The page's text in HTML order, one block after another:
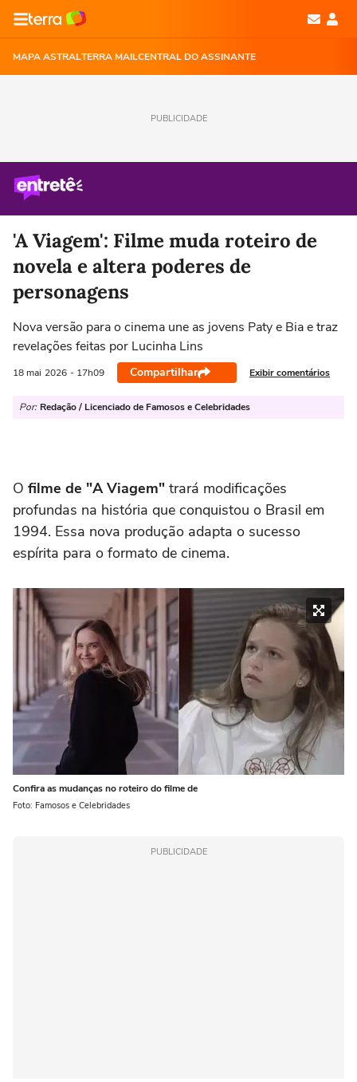
MAPA ASTRALTERRA MAILCENTRAL DO ASSINANTE
PUBLICIDADE
'A Viagem': Filme muda roteiro de
novela e altera poderes de
personagens
Nova versão para o cinema une as jovens Paty e Bia e traz
revelações feitas por Lucinha Lins
18 mai 2026 - 17h09 Compartilhar Exibir comentários
Por: Redação / Licenciado de Famosos e Celebridades
O filme de "A Viagem" trará modificações
profundas na história que conquistou o Brasil em
1994. Essa nova produção adapta o sucesso
espírita para o formato de cinema.
Confira as mudanças no roteiro do filme de
Foto: Famosos e Celebridades
PUBLICIDADE